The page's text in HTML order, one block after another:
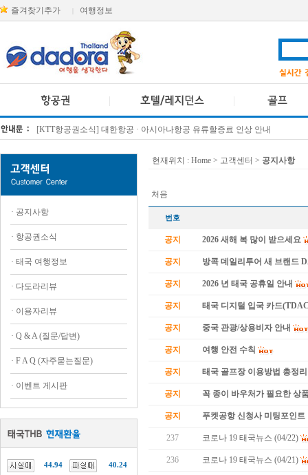
즐겨찾기추가 여행정보
[KTT항공권소식] 대한항공 · 아시아나항공 유류할증료 인상 안내
· 공지사항
· 항공권소식
· 태국 여행정보
· 다도라리뷰
· 이용자리뷰
· Q & A (질문/답변)
· F A Q (자주묻는질문)
· 이벤트 게시판
44.94 40.24
현재위치 : Home > 고객센터 > 공지사항
처음
번호
공지 2026 새해 복 많이 받으세요
공지 방콕 데일리투어 새 브랜드
공지 2026 년 태국 공휴일 안내
공지 태국 디지털 입국 카드
공지 중국 관광/상용비자 안내
공지 여행 안전 수칙
공지 태국 골프장 이용방법 총정리
공지 꼭 종이 바우처가 필요한 상
공지 푸켓공항 신청사 미팅포인트
237 코로나 19 태국뉴스 (04/22)
236 코로나 19 태국뉴스 (04/21)